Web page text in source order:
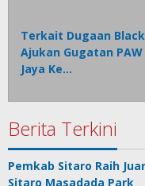
Terkait Dugaan
Ajukan Gugatan
Jaya Ke…
Berita Terkini
Pemkab Sitaro Raih
Sitaro Masadada Park